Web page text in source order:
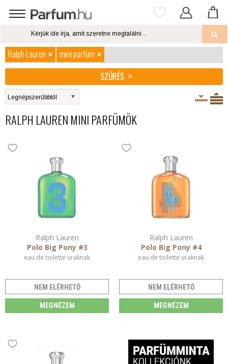
Ralph Lauren
mini parfüm
SZŰRÉS
RALPH LAUREN MINI PARFÜMÖK
Ralph Lauren
Polo Big Pony #3
eau de toilette uraknak
NEM ELÉRHETŐ
MEGNÉZEM
Ralph Lauren
Polo Big Pony #4
eau de toilette uraknak
NEM ELÉRHETŐ
MEGNÉZEM